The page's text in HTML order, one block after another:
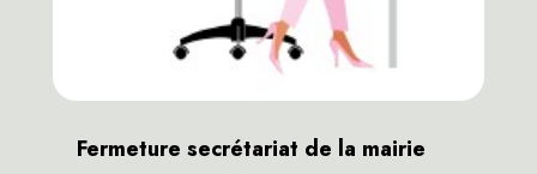
Fermeture secrétariat de la mairie